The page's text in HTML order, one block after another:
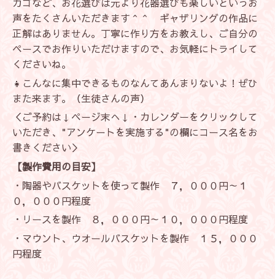
声をたくさんいただきます＾＾ ギャザリングの作品に
正解はありません。丁寧に作り方をお教えし、ご自分の
ペースでお作りいただけますので、お気軽にトライして
くださいね。
👧こんなに集中できるものなんてあんまりないよ！ぜひ
また来ます。（生徒さんの声）
＜ご予約は↓ページ末へ↓・カレンダーをクリックして
いただき、"アンケートを実施する"の欄にコース名をお
書きください＞
【製作費用の目安】
・陶器やバスケットを使って製作 ７，０００円～１
０，０００円程度
・リースを製作 ８，０００円～１０，０００円程度
・マウント、ウオールバスケットを製作 １５，０００
円程度